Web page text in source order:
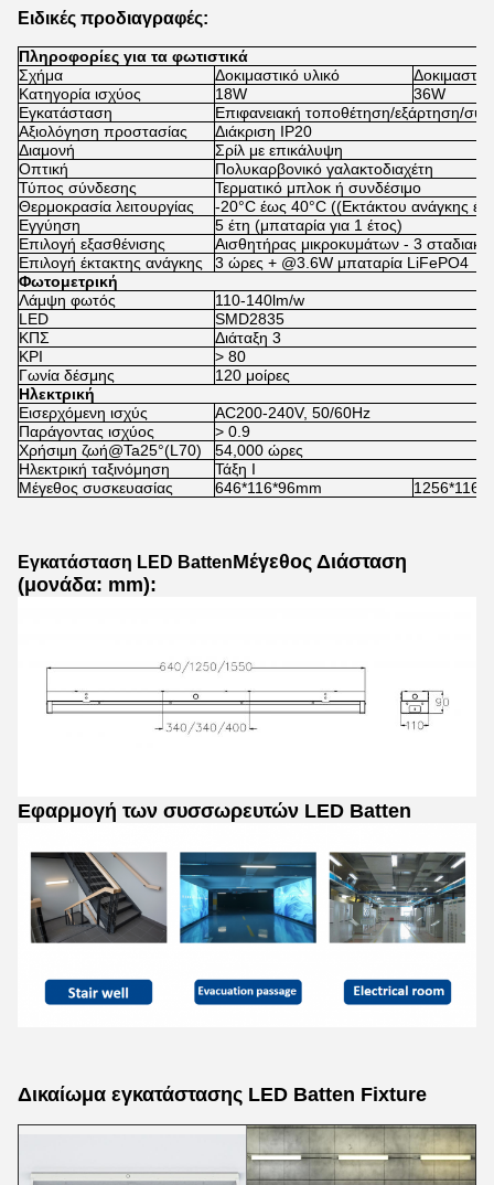
Ειδικές προδιαγραφές:
Πληροφορίες για τα φωτιστικά
Σχήμα
Δοκιμαστικό υλικό
Κατηγορία ισχύος
18W
36W
Εγκατάσταση
Επιφανειακή τοποθέτηση/εξάρτηση/
Αξιολόγηση προστασίας
Διάκριση IP20
Διαμονή
Σρίλ με επικάλυψη
Οπτική
Πολυκαρβονικό γαλακτοδιαχέτη
Τύπος σύνδεσης
Τερματικό μπλοκ ή συνδέσιμο
Θερμοκρασία λειτουργίας
-20°C έως 40°C ((Εκτάκτου ανάγκης
Εγγύηση
5 έτη (μπαταρία για 1 έτος)
Επιλογή εξασθένισης
Αισθητήρας μικροκυμάτων - 3
Επιλογή έκτακτης ανάγκης
3 ώρες + @3.6W μπαταρία LiFePO4
Φωτομετρική
Λάμψη φωτός
110-140lm/w
LED
SMD2835
ΚΠΣ
Διάταξη 3
ΚΡΙ
> 80
Γωνία δέσμης
120 μοίρες
Ηλεκτρική
Εισερχόμενη ισχύς
AC200-240V, 50/60Hz
Παράγοντας ισχύος
> 0.9
Χρήσιμη ζωή@Ta25°(L70)
54,000 ώρες
Ηλεκτρική ταξινόμηση
Τάξη Ι
Μέγεθος συσκευασίας
646*116*96mm
Εγκατάσταση LED BattenΜέγεθος Διάσταση
(μονάδα: mm):
Εφαρμογή των συσσωρευτών LED Batten
Δικαίωμα εγκατάστασης LED Batten Fixture